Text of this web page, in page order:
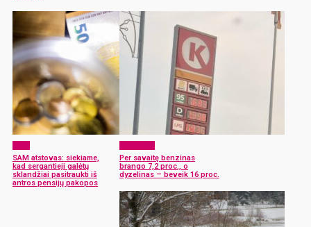
SAM atstovas: siekiame,
kad sergantieji galėtų
sklandžiai pasitraukti iš
antros pensijų pakopos
Per savaitę benzinas
brango 7,2 proc., o
dyzelinas – beveik 16 proc.